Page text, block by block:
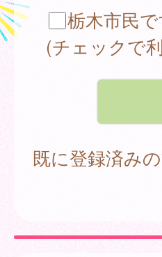
栃木市民で
(チェックで
既に登録済み